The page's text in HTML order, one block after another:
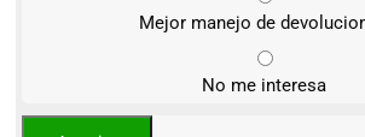
Mejor manejo de
No me interesa